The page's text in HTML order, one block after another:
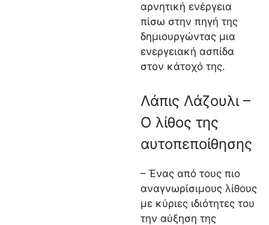
αρνητική ενέργεια
πίσω στην πηγή της
δημιουργώντας μια
ενεργειακή ασπίδα
στον κάτοχό της.
Λάπις Λάζουλι –
Ο λίθος της
αυτοπεποίθησης
– Ένας από τους πιο
αναγνωρίσιμους λίθους
με κύριες ιδιότητες του
την αύξηση της